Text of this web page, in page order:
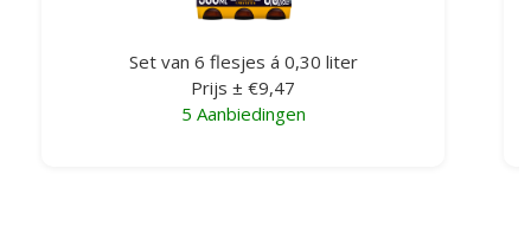
Set van 6 flesjes á 0,30 liter
Prijs ± €9,47
5 Aanbiedingen